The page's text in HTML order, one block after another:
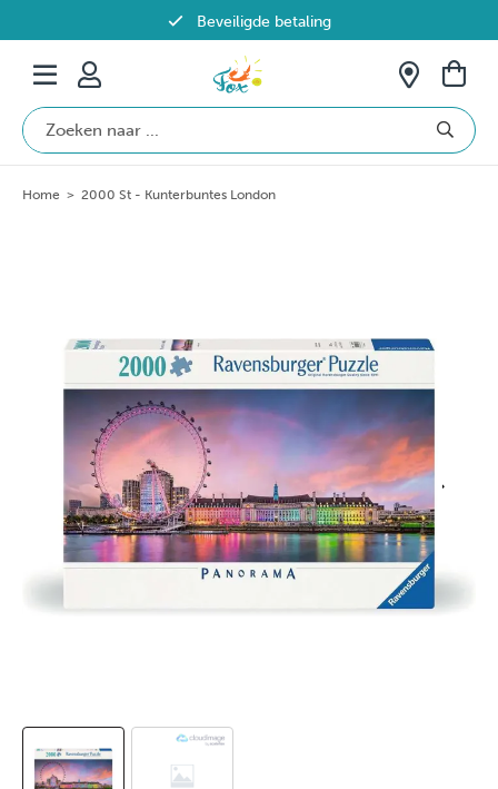
Beveiligde betaling
Gratis verzending vanaf €69 in België
Home > 2000 St - Kunterbuntes London